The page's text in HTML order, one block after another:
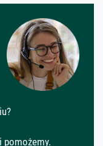
pomożemy.